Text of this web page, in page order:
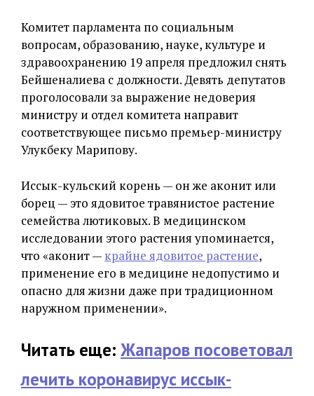
Комитет парламента по социальным
вопросам, образованию, науке, культуре и
здравоохранению 19 апреля предложил снять
Бейшеналиева с должности. Девять депутатов
проголосовали за выражение недоверия
министру и отдел комитета направит
соответствующее письмо премьер-министру
Улукбеку Марипову.
Иссык-кульский корень — он же аконит или
борец — это ядовитое травянистое растение
семейства лютиковых. В медицинском
исследовании этого растения упоминается,
что «аконит — крайне ядовитое растение,
применение его в медицине недопустимо и
опасно для жизни даже при традиционном
наружном применении».
Читать еще: Жапаров посоветовал
лечить коронавирус иссык-